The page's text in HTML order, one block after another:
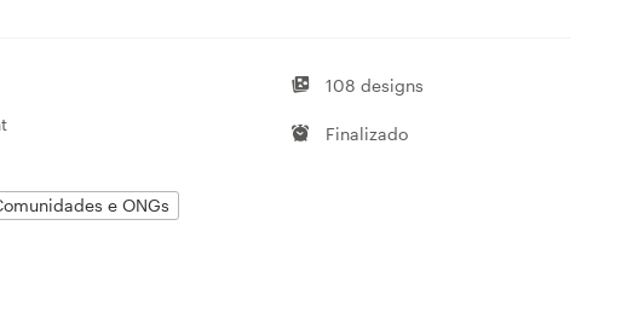
e ONGs
108 designs
Finalizado